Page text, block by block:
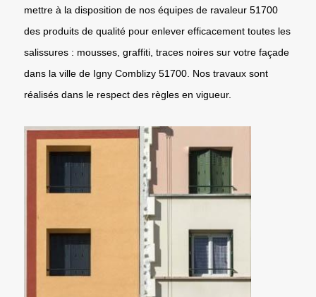
mettre à la disposition de nos équipes de ravaleur 51700
des produits de qualité pour enlever efficacement toutes les
salissures : mousses, graffiti, traces noires sur votre façade
dans la ville de Igny Comblizy 51700. Nos travaux sont
réalisés dans le respect des règles en vigueur.